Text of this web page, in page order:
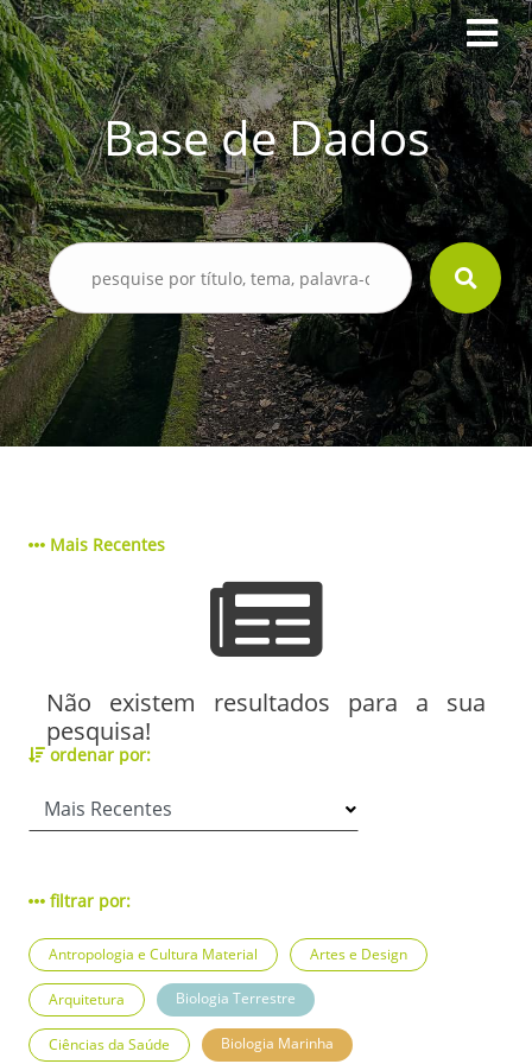
Base de Dados
Mais Recentes
Não existem resultados para a sua
pesquisa!
ordenar por:
filtrar por:
Antropologia e Cultura Material Artes e Design
Arquitetura Biologia Terrestre
Ciências da Saúde Biologia Marinha